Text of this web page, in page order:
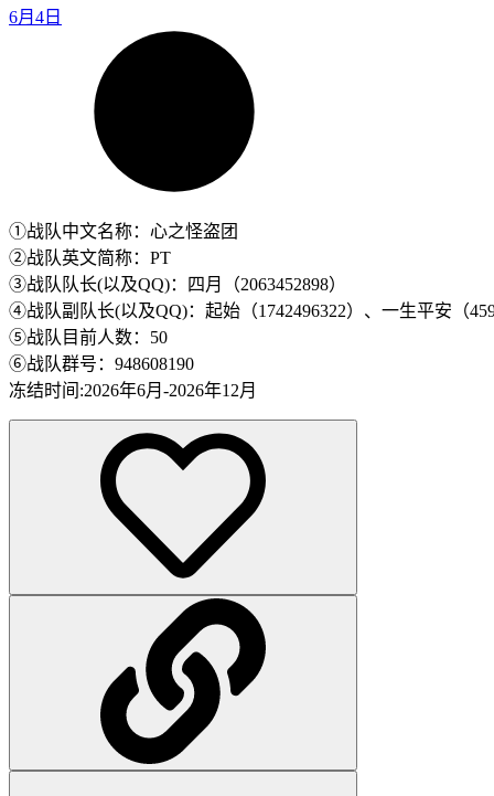
6月4日
①战队中文名称：心之怪盗团
②战队英文简称：PT
③战队队长(以及QQ)：四月（2063452898）
④战队副队长(以及QQ)：起始（1742496322）、一生平安（
⑤战队目前人数：50
⑥战队群号：948608190
冻结时间:2026年6月-2026年12月